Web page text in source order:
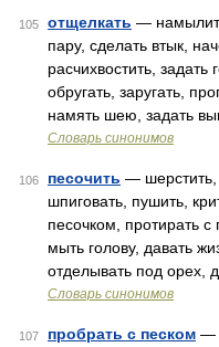
105 отщелкать —
пару, сделать втык,
расчихвостить, задать
обругать, заругать,
намять шею, задать
Словарь синонимов
106 песочить — шерстить,
шпиговать, пушить,
песочком, протирать с
мыть голову, давать
отделывать под орех,
Словарь синонимов
107 пробрать с песком —